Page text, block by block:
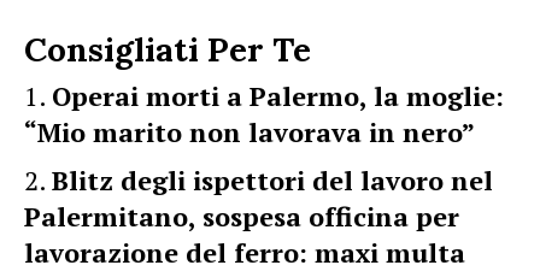
Consigliati Per Te
Operai morti a Palermo, la moglie:
“Mio marito non lavorava in nero”
Blitz degli ispettori del lavoro nel
Palermitano, sospesa officina per
lavorazione del ferro: maxi multa